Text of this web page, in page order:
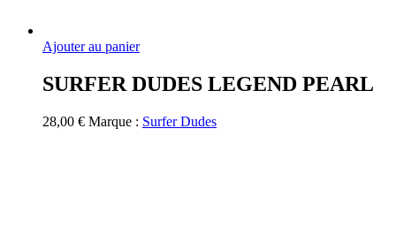
Ajouter au panier
SURFER DUDES LEGEND PEARL
28,00 € Marque : Surfer Dudes